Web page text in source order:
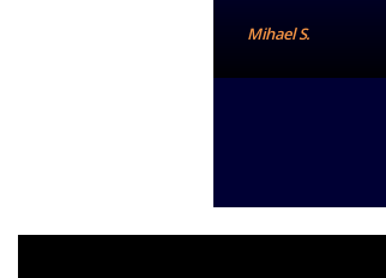
Mihael S.